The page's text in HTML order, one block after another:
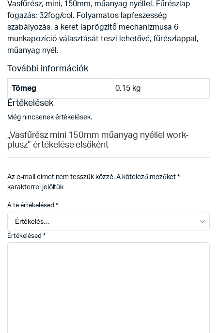
Vasfűrész, mini, 150mm, műanyag nyéllel. Fűrészlap
fogazás: 32fog/col. Folyamatos lapfeszesség
szabályozás, a keret laprögzítő mechanizmusa 6
munkapozíció választását teszi lehetővé, fűrészlappal,
műanyag nyél.
További információk
Tömeg 0.15 kg
Értékelések
Még nincsenek értékelések.
„Vasfűrész mini 150mm műanyag nyéllel work-
plusz” értékelése elsőként
Az e-mail címet nem tesszük közzé. A kötelező mezőket*
karakterrel jelöltük
A te értékelésed *
Értékelésed *